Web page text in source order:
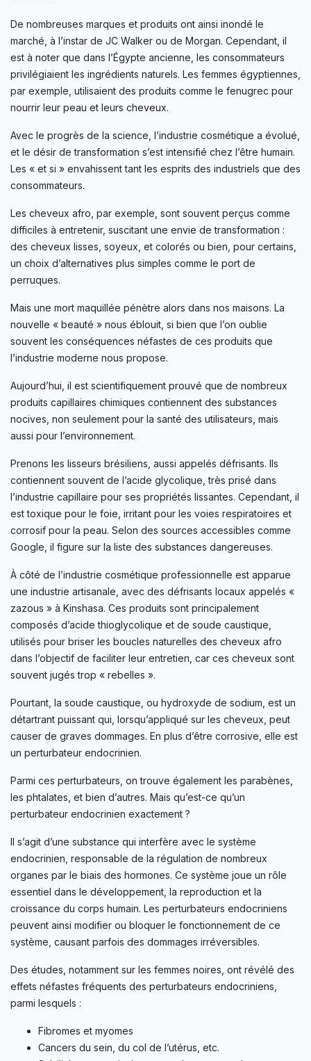
De nombreuses marques et produits ont ainsi inondé le
marché, à l’instar de JC Walker ou de Morgan. Cependant, il
est à noter que dans l’Égypte ancienne, les consommateurs
privilégiaient les ingrédients naturels. Les femmes égyptiennes,
par exemple, utilisaient des produits comme le fenugrec pour
nourrir leur peau et leurs cheveux.
Avec le progrès de la science, l’industrie cosmétique a évolué,
et le désir de transformation s’est intensifié chez l’être humain.
Les « et si » envahissent tant les esprits des industriels que des
consommateurs.
Les cheveux afro, par exemple, sont souvent perçus comme
difficiles à entretenir, suscitant une envie de transformation :
des cheveux lisses, soyeux, et colorés ou bien, pour certains,
un choix d’alternatives plus simples comme le port de
perruques.
Mais une mort maquillée pénètre alors dans nos maisons. La
nouvelle « beauté » nous éblouit, si bien que l’on oublie
souvent les conséquences néfastes de ces produits que
l’industrie moderne nous propose.
Aujourd’hui, il est scientifiquement prouvé que de nombreux
produits capillaires chimiques contiennent des substances
nocives, non seulement pour la santé des utilisateurs, mais
aussi pour l’environnement.
Prenons les lisseurs brésiliens, aussi appelés défrisants. Ils
contiennent souvent de l’acide glycolique, très prisé dans
l’industrie capillaire pour ses propriétés lissantes. Cependant, il
est toxique pour le foie, irritant pour les voies respiratoires et
corrosif pour la peau. Selon des sources accessibles comme
Google, il figure sur la liste des substances dangereuses.
À côté de l’industrie cosmétique professionnelle est apparue
une industrie artisanale, avec des défrisants locaux appelés «
zazous » à Kinshasa. Ces produits sont principalement
composés d’acide thioglycolique et de soude caustique,
utilisés pour briser les boucles naturelles des cheveux afro
dans l’objectif de faciliter leur entretien, car ces cheveux sont
souvent jugés trop « rebelles ».
Pourtant, la soude caustique, ou hydroxyde de sodium, est un
détartrant puissant qui, lorsqu’appliqué sur les cheveux, peut
causer de graves dommages. En plus d’être corrosive, elle est
un perturbateur endocrinien.
Parmi ces perturbateurs, on trouve également les parabènes,
les phtalates, et bien d’autres. Mais qu’est-ce qu’un
perturbateur endocrinien exactement ?
Il s’agit d’une substance qui interfère avec le système
endocrinien, responsable de la régulation de nombreux
organes par le biais des hormones. Ce système joue un rôle
essentiel dans le développement, la reproduction et la
croissance du corps humain. Les perturbateurs endocriniens
peuvent ainsi modifier ou bloquer le fonctionnement de ce
système, causant parfois des dommages irréversibles.
Des études, notamment sur les femmes noires, ont révélé des
effets néfastes fréquents des perturbateurs endocriniens,
parmi lesquels :
Fibromes et myomes
Cancers du sein, du col de l’utérus, etc.